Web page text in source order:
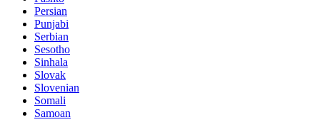
Persian
Punjabi
Serbian
Sesotho
Sinhala
Slovak
Slovenian
Somali
Samoan